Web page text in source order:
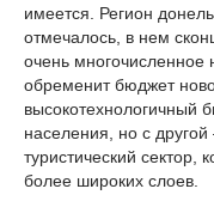
имеется. Регион
отмечалось, в нем
очень многочисленное
обременит бюджет
высокотехнологичный
населения, но с
туристический сектор,
более широких слоев.